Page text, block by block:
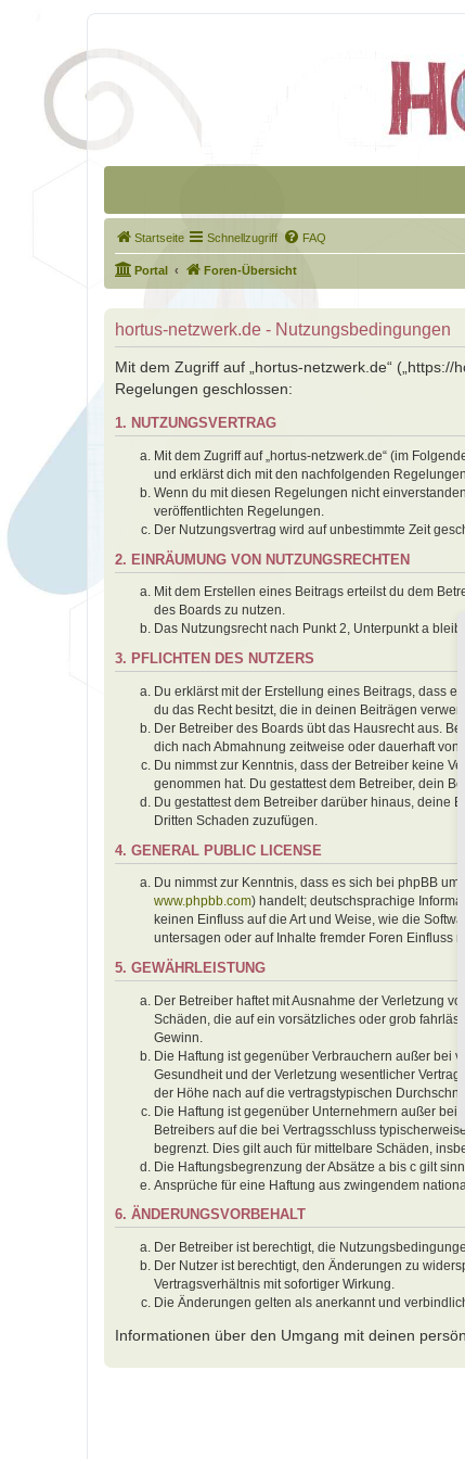
Startseite Schnellzugriff FAQ
Portal Foren-Übersicht
hortus-netzwerk.de - Nutzungsbedingungen
Mit dem Zugriff auf „hortus-netzwerk.de“
Regelungen geschlossen:
1. NUTZUNGSVERTRAG
Mit dem Zugriff auf „hortus-netzwerk.de“ (im
und erklärst dich mit den nachfolgenden
Wenn du mit diesen Regelungen nicht
veröffentlichten Regelungen.
Der Nutzungsvertrag wird auf unbestimmte Zeit
2. EINRÄUMUNG VON NUTZUNGSRECHTEN
Mit dem Erstellen eines Beitrags erteilst du dem
des Boards zu nutzen.
Das Nutzungsrecht nach Punkt 2, Unterpunkt a
3. PFLICHTEN DES NUTZERS
Du erklärst mit der Erstellung eines Beitrags, dass
du das Recht besitzt, die in deinen Beiträgen
Der Betreiber des Boards übt das Hausrecht aus.
dich nach Abmahnung zeitweise oder dauerhaft
Du nimmst zur Kenntnis, dass der Betreiber keine
genommen hat. Du gestattest dem Betreiber, dein
Du gestattest dem Betreiber darüber hinaus, deine
Dritten Schaden zuzufügen.
4. GENERAL PUBLIC LICENSE
Du nimmst zur Kenntnis, dass es sich bei phpBB um
www.phpbb.com) handelt; deutschsprachige
keinen Einfluss auf die Art und Weise, wie die
untersagen oder auf Inhalte fremder Foren Einfluss
5. GEWÄHRLEISTUNG
Der Betreiber haftet mit Ausnahme der Verletzung
Schäden, die auf ein vorsätzliches oder grob
Gewinn.
Die Haftung ist gegenüber Verbrauchern außer bei
Gesundheit und der Verletzung wesentlicher
der Höhe nach auf die vertragstypischen
Die Haftung ist gegenüber Unternehmern außer
Betreibers auf die bei Vertragsschluss
begrenzt. Dies gilt auch für mittelbare Schäden,
Die Haftungsbegrenzung der Absätze a bis c gilt
Ansprüche für eine Haftung aus zwingendem
6. ÄNDERUNGSVORBEHALT
Der Betreiber ist berechtigt, die
Der Nutzer ist berechtigt, den Änderungen zu
Vertragsverhältnis mit sofortiger Wirkung.
Die Änderungen gelten als anerkannt und
Informationen über den Umgang mit deinen